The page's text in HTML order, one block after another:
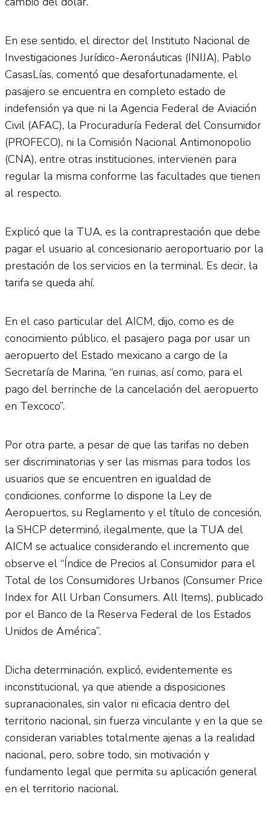
En ese sentido, el director del Instituto Nacional de
Investigaciones Jurídico-Aeronáuticas (INIJA), Pablo
CasasLías, comentó que desafortunadamente, el
pasajero se encuentra en completo estado de
indefensión ya que ni la Agencia Federal de Aviación
Civil (AFAC), la Procuraduría Federal del Consumidor
(PROFECO), ni la Comisión Nacional Antimonopolio
(CNA), entre otras instituciones, intervienen para
regular la misma conforme las facultades que tienen
al respecto.
Explicó que la TUA, es la contraprestación que debe
pagar el usuario al concesionario aeroportuario por la
prestación de los servicios en la terminal. Es decir, la
tarifa se queda ahí.
En el caso particular del AICM, dijo, como es de
conocimiento público, el pasajero paga por usar un
aeropuerto del Estado mexicano a cargo de la
Secretaría de Marina, “en ruinas, así como, para el
pago del berrinche de la cancelación del aeropuerto
en Texcoco”.
Por otra parte, a pesar de que las tarifas no deben
ser discriminatorias y ser las mismas para todos los
usuarios que se encuentren en igualdad de
condiciones, conforme lo dispone la Ley de
Aeropuertos, su Reglamento y el título de concesión,
la SHCP determinó, ilegalmente, que la TUA del
AICM se actualice considerando el incremento que
observe el “Índice de Precios al Consumidor para el
Total de los Consumidores Urbanos (Consumer Price
Index for All Urban Consumers. All Items), publicado
por el Banco de la Reserva Federal de los Estados
Unidos de América”.
Dicha determinación, explicó, evidentemente es
inconstitucional, ya que atiende a disposiciones
supranacionales, sin valor ni eficacia dentro del
territorio nacional, sin fuerza vinculante y en la que se
consideran variables totalmente ajenas a la realidad
nacional, pero, sobre todo, sin motivación y
fundamento legal que permita su aplicación general
en el territorio nacional.